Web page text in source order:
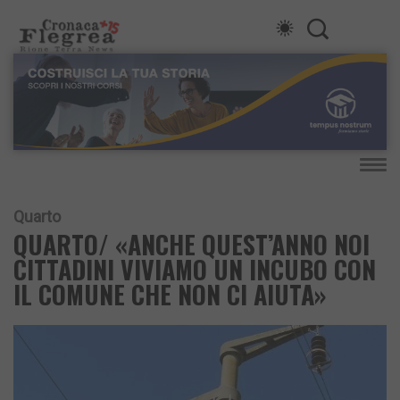
Quarto
QUARTO/ «ANCHE QUEST’ANNO NOI
CITTADINI VIVIAMO UN INCUBO CON
IL COMUNE CHE NON CI AIUTA»